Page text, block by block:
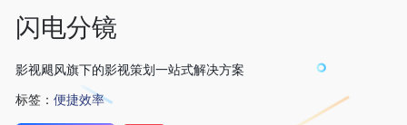
闪电分镜
影视飓风旗下的影视策划一站式解决方案
标签： 便捷效率